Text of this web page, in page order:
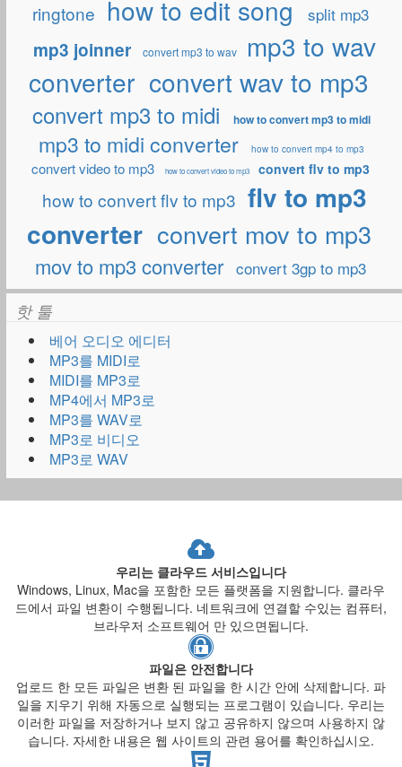
ringtone how to edit song split mp3
mp3 joinner convert mp3 to wav
mp3 to wav
converter convert wav to mp3
convert mp3 to midi how to convert mp3 to midi
mp3 to midi converter how to convert mp4 to mp3
convert video to mp3 how to convert video to mp3 convert flv to mp3
how to convert flv to mp3 flv to mp3
converter convert mov to mp3
mov to mp3 converter convert 3gp to mp3
핫 툴
베어 오디오 에디터
MP3를 MIDI로
MIDI를 MP3로
MP4에서 MP3로
MP3를 WAV로
MP3로 비디오
MP3로 WAV
우리는 클라우드 서비스입니다
Windows, Linux, Mac을 포함한 모든 플랫폼을 지원합니다. 클라우
드에서 파일 변환이 수행됩니다. 네트워크에 연결할 수있는 컴퓨터,
브라우저 소프트웨어 만 있으면됩니다.
파일은 안전합니다
업로드 한 모든 파일은 변환 된 파일을 한 시간 안에 삭제합니다. 파
일을 지우기 위해 자동으로 실행되는 프로그램이 있습니다. 우리는
이러한 파일을 저장하거나 보지 않고 공유하지 않으며 사용하지 않
습니다. 자세한 내용은 웹 사이트의 관련 용어를 확인하십시오.